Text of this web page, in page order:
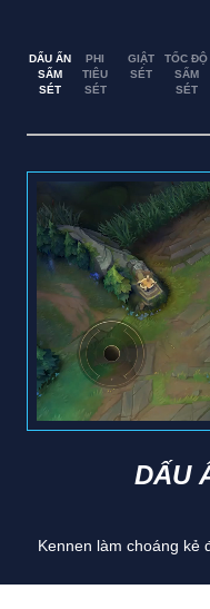
DẤU ẤN
SẤM
SÉT
PHI
TIÊU
SÉT
GIẬT
SÉT
TỐC ĐỘ
SẤM
SÉT
DẤU
Kennen làm choáng kẻ